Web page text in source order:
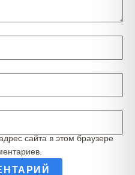
сайта в этом браузере